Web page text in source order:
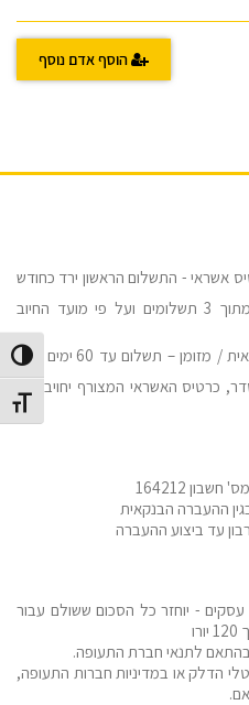
מתג
הוסף אדם נוסף
אשראי - התשלום הראשון ירד כחודש
קלנדרי לפני מועד היציאה לטיול (מתוך 3 תשלומים ועל פי מועד החיוב
מבקש/ת לשלם בהעברה בנקאית / מזומן – תשלום עד 60 ימים לפני
ההעברה הבנקאית
עד ביצוע ההעברה
הביטול הינו מעל 29 ימי עסקים - יוחזר כל הסכום ששולם עבור
לתנאי חברת התעופה.
הדלק או במדיניות חברות התעופה,